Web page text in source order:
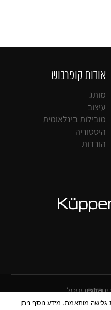
גלישה מותאמת. מידע נוסף ניתן
אודות קופרבוש
מותג
עיצוב
מובילות בינלאומית
היסטוריה
הורדות
דיגיטל
הצהרת נגישות